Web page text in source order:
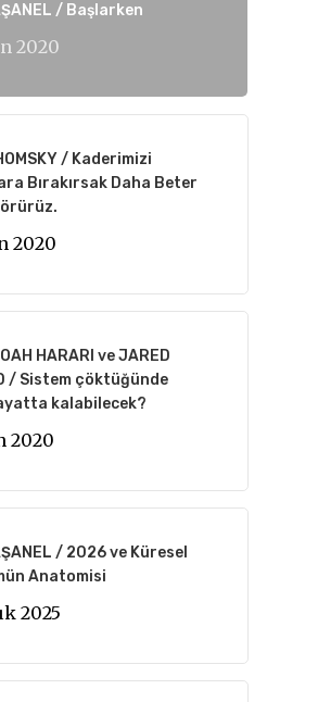
/ Başlarken
2020
/ Kaderimizi
Bırakırsak Daha Beter
2020
HARARI ve JARED
/ Sistem çöktüğünde
kalabilecek?
2020
/ 2026 ve Küresel
Anatomisi
2025